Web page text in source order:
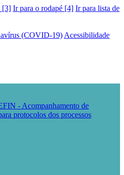
[3] Ir para o rodapé [4] Ir para lista de
(COVID-19) Acessibilidade
- Acompanhamento de
protocolos dos processos